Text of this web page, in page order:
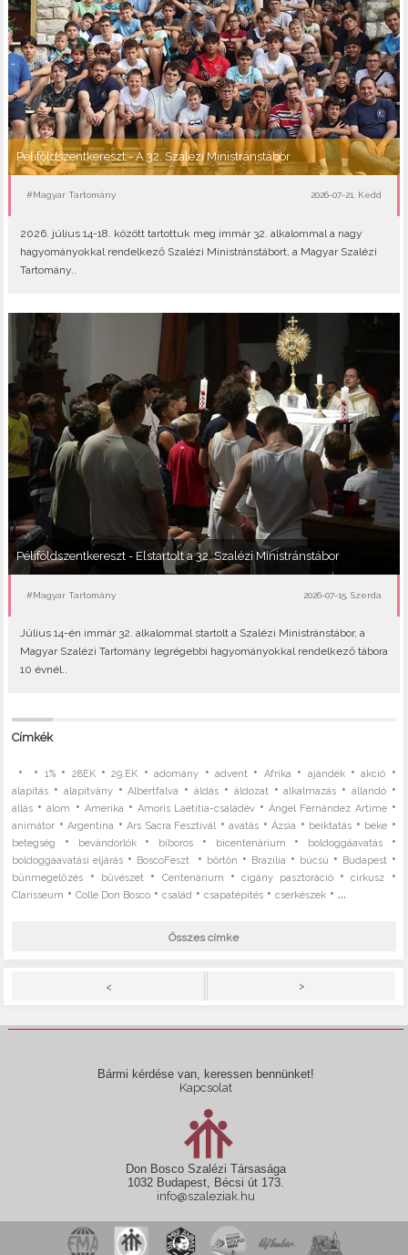
Péliföldszentkereszt - A 32. Szalézi Ministránstábor
#Magyar Tartomány 2026-07-21, Kedd
2026. július 14-18. között tartottuk meg immár 32. alkalommal a nagy
hagyományokkal rendelkező Szalézi Ministránstábort, a Magyar Szalézi
Tartomány..
Péliföldszentkereszt - Elstartolt a 32. Szalézi Ministránstábor
#Magyar Tartomány 2026-07-15, Szerda
Július 14-én immár 32. alkalommal startolt a Szalézi Ministránstábor, a
Magyar Szalézi Tartomány legrégebbi hagyományokkal rendelkező tábora
10 évnél..
Címkék
• • 1%• 28EK•29.EK •adomány •advent • Afrika • ajándék•akció •
alapítás • alapítvány•Albertfalva •áldás • áldozat•alkalmazás • állandó•
állás •álom • Amerika • Amoris Laetitia-családév •Ángel Fernández Artime•
animátor •Argentína •Ars Sacra Fesztivál •avatás •Ázsia • beiktatás • béke •
betegség • bevándorlók• bíboros • bicentenárium • boldoggáavatás•
boldoggáavatási eljárás • BoscoFeszt • börtön • Brazília • búcsú • Budapest•
bűnmegelőzés • bűvészet• Centenárium •cigány pasztoráció•cirkusz •
Clarisseum •Colle Don Bosco •család •csapatépítés •cserkészek • ...
Összes címke
< >
Bármi kérdése van, keressen bennünket!
Kapcsolat
Don Bosco Szalézi Társasága
1032 Budapest, Bécsi út 173.
info@szaleziak.hu